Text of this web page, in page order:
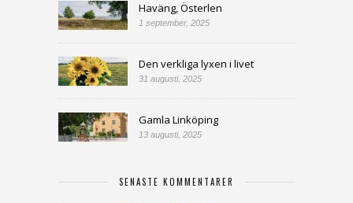
Haväng, Österlen
1 september, 2025
Den verkliga lyxen i livet
31 augusti, 2025
Gamla Linköping
13 augusti, 2025
SENASTE KOMMENTARER